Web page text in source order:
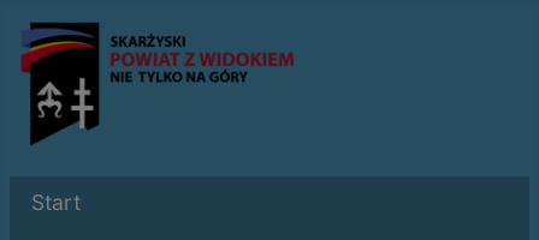
Start